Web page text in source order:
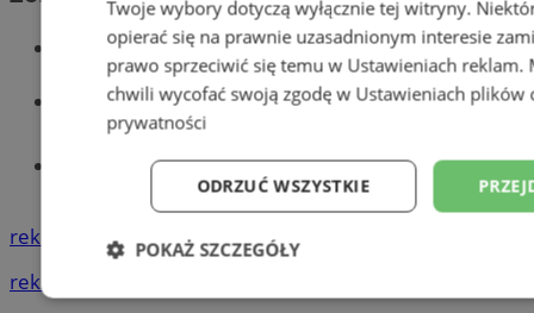
Wiadomości kryminalne w Wodzisławiu
Wiadomości lokalne
Tworzenie stron www - Wodzisław
reklama
reklama
Twoje wybory dotyczą wyłącznie tej witryny.
opierać się na prawnie uzasadnionym interesie
prawo sprzeciwić się temu w Ustawieniach reklam.
chwili wycofać swoją zgodę w Ustawieniach plików
prywatności
ODRZUĆ WSZYSTKIE
POKAŻ SZCZEGÓŁY
Niezbędne Wydajność